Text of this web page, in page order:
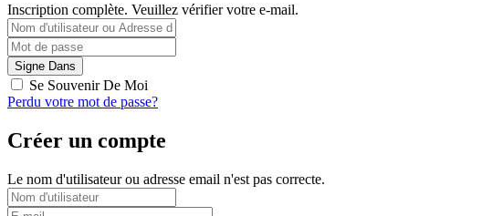
Inscription complète. Veuillez vérifier votre e-mail.
Se Souvenir De Moi
Perdu votre mot de passe?
Créer un compte
Le nom d'utilisateur ou adresse email n'est pas correcte.